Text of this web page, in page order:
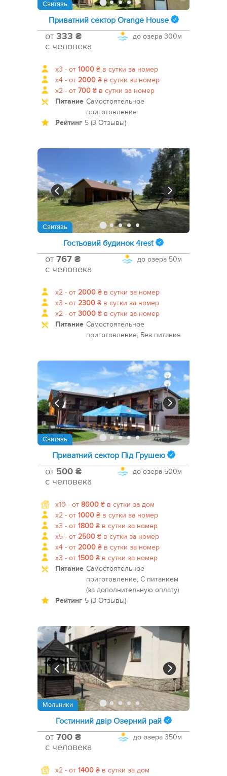
Свитязь
Приватний сектор Orange House
до озера 300м
от 333 ₴
с человека
x3 - от 1000 ₴ в сутки за номер
x4 - от 2000 ₴ в сутки за номер
x2 - от 700 ₴ в сутки за номер
Питание Самостоятельное
приготовление
Рейтинг 5 (3 Отзывы)
Свитязь
Гостьовий будинок 4rest
до озера 50м
от 767 ₴
с человека
x2 - от 2000 ₴ в сутки за номер
x3 - от 2300 ₴ в сутки за номер
x2 - от 3000 ₴ в сутки за номер
Питание Самостоятельное
приготовление, Без питания
Свитязь
Приватний сектор Під Грушею
до озера 500м
от 500 ₴
с человека
x10 - от 8000 ₴ в сутки за дом
x2 - от 1000 ₴ в сутки за номер
x3 - от 1800 ₴ в сутки за номер
x5 - от 2500 ₴ в сутки за номер
x4 - от 2000 ₴ в сутки за номер
x3 - от 1500 ₴ в сутки за номер
Питание Самостоятельное
приготовление, С питанием
(за дополнительную оплату)
Рейтинг 5 (3 Отзывы)
Мельники
Гостинний двір Озерний рай
до озера 350м
от 700 ₴
с человека
x2 - от 1400 ₴ в сутки за дом